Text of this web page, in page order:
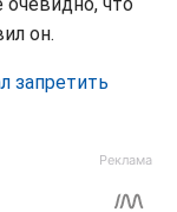
он.
запретить